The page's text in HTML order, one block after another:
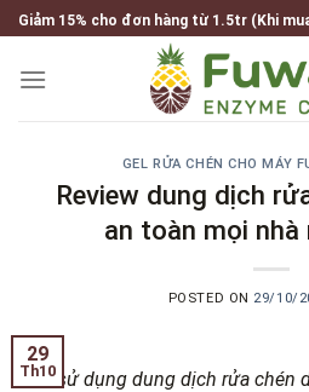
Skip
to
content
Giảm 15% cho đơn hàng từ 1.5tr (Khi
GEL RỬA CHÉN CHO MÁY
Review dung dịch
an toàn mọi nhà
POSTED ON 29/10/
29
Th10
Nên sử dụng dung dịch rửa chén